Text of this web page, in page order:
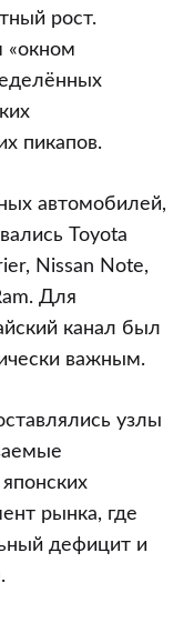
рост.
«окном
пикапов.
автомобилей,
Toyota
Nissan Note,
Для
канал был
важным.
узлы
рынка, где
дефицит и